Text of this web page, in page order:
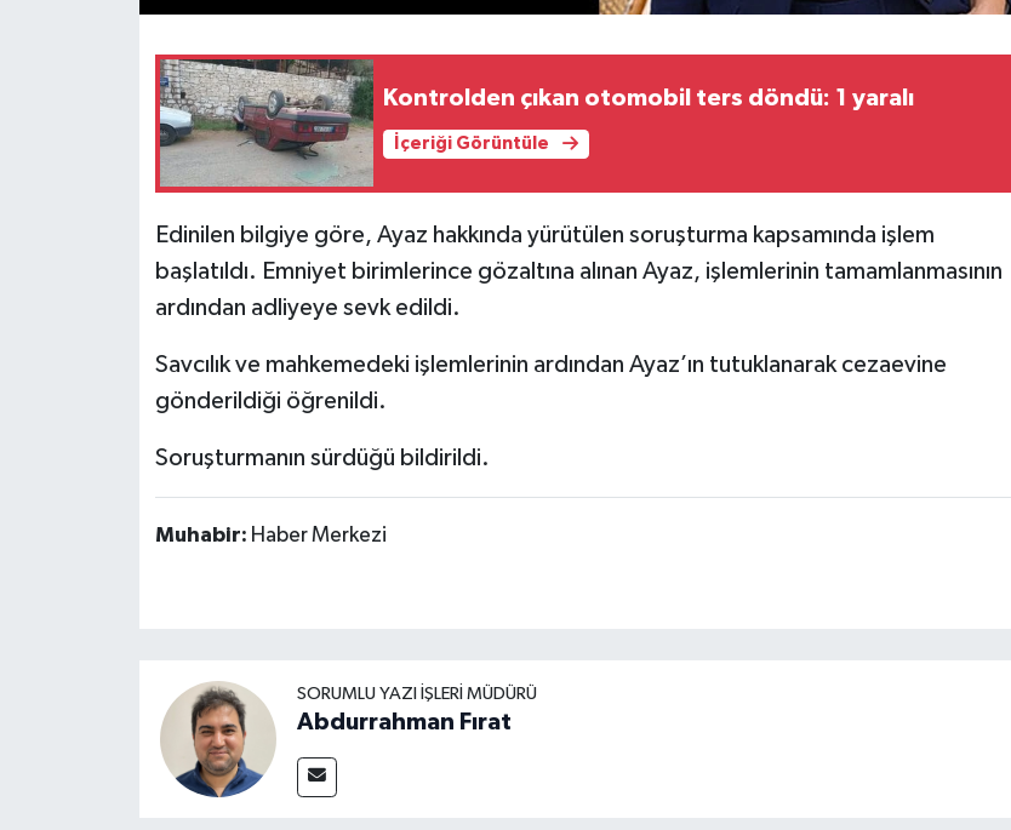
Kontrolden çıkan otomobil ters döndü: 1 yaralı
İçeriği Görüntüle
Edinilen bilgiye göre, Ayaz hakkında yürütülen soruşturma kapsamında işlem
başlatıldı. Emniyet birimlerince gözaltına alınan Ayaz, işlemlerinin tamamlanmasının
ardından adliyeye sevk edildi.
Savcılık ve mahkemedeki işlemlerinin ardından Ayaz’ın tutuklanarak cezaevine
gönderildiği öğrenildi.
Soruşturmanın sürdüğü bildirildi.
Muhabir: Haber Merkezi
SORUMLU YAZI İŞLERI MÜDÜRÜ
Abdurrahman Fırat